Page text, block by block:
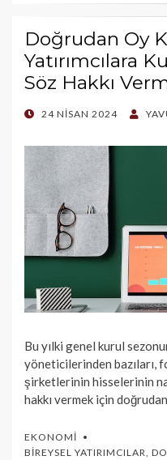
Doğrudan Oy
Yatırımcılara
Söz Hakkı
POSTED
24 NISAN 2024
Bu yılki genel kurul
yöneticilerinden bazıları,
şirketlerinin hisselerinin
hakkı vermek için
EKONOMI
BIREYSEL YATIRIMCILAR